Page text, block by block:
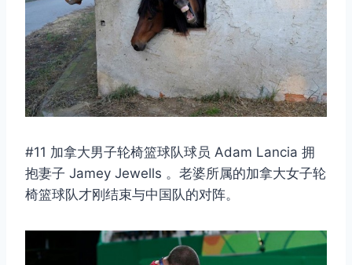
#11 加拿大男子轮椅篮球队球员 Adam Lancia 拥
抱妻子 Jamey Jewells 。老婆所属的加拿大女子轮
椅篮球队才刚结束与中国队的对阵。